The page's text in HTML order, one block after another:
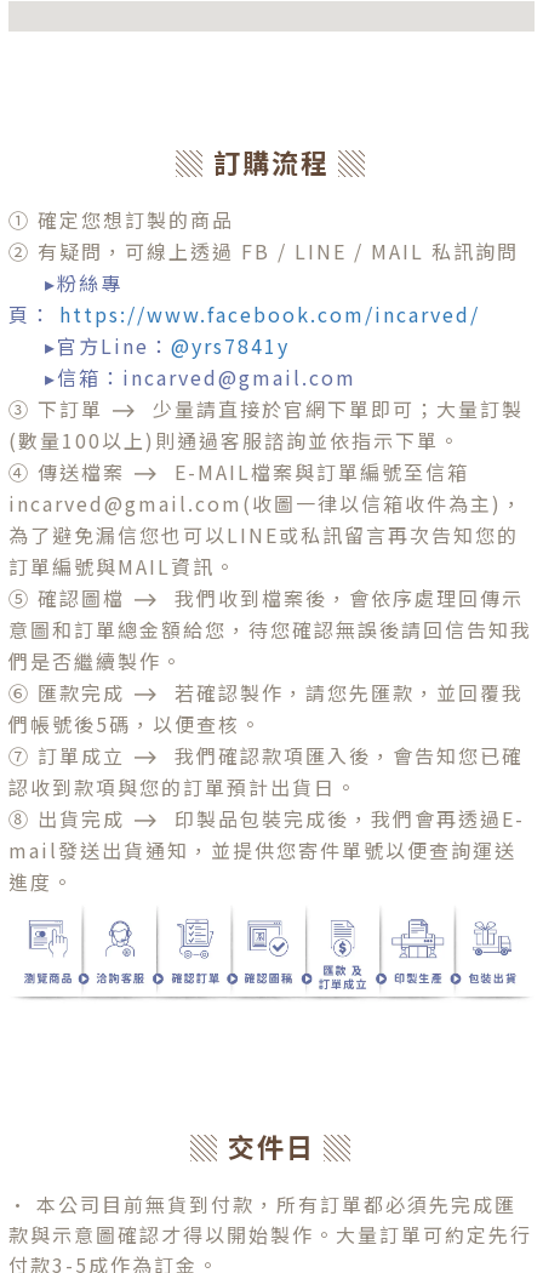
▒ 訂購流程 ▒
① 確定您想訂製的商品
② 有疑問，可線上透過 FB / LINE / MAIL 私訊詢問
▸粉絲專
頁 ：
https://www.facebook.com/incarved/
▸官方Line： @yrs7841y
▸信箱：incarved@gmail.com
③ 下訂單 ⟶ 少量請直接於官網下單即可；大量訂製
(數量100以上)則通過客服諮詢並依指示下單。
④ 傳送檔案 ⟶ E-MAIL檔案與訂單編號至信箱
incarved@gmail.com(收圖一律以信箱收件為主)，
為了避免漏信您也可以LINE或私訊留言再次告知您的
訂單編號與MAIL資訊。
⑤ 確認圖檔 ⟶ 我們收到檔案後，會依序處理回傳示
意圖和訂單總金額給您，待您確認無誤後請回信告知我
們是否繼續製作。
⑥ 匯款完成 ⟶ 若確認製作，請您先匯款，並回覆我
們帳號後5碼，以便查核。
⑦ 訂單成立 ⟶ 我們確認款項匯入後，會告知您已確
認收到款項與您的訂單預計出貨日。
⑧ 出貨完成 ⟶ 印製品包裝完成後，我們會再透過E-
mail發送出貨通知，並提供您寄件單號以便查詢運送
進度。
▒ 交件日 ▒
• 本公司目前無貨到付款，所有訂單都必須先完成匯
款與示意圖確認才得以開始製作。大量訂單可約定先行
付款3-5成作為訂金。